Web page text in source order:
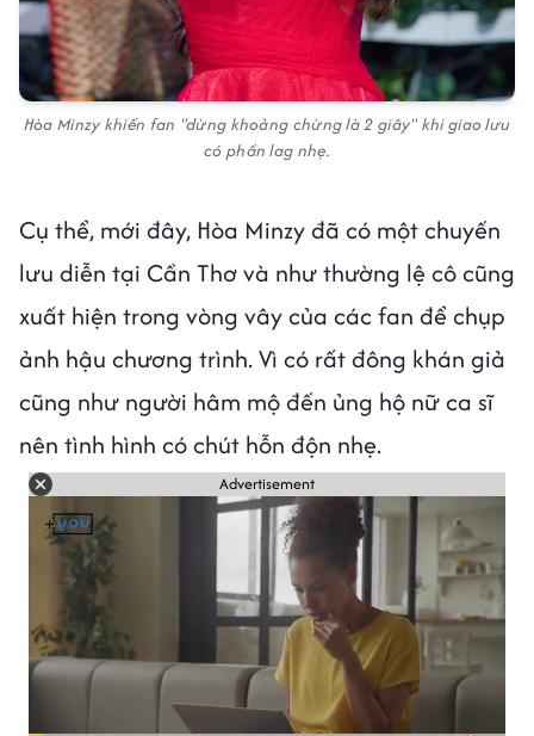
Hòa Minzy khiến fan "dừng khoảng chừng là 2 giây" khi giao lưu
có phần lag nhẹ.
Cụ thể, mới đây, Hòa Minzy đã có một chuyến
lưu diễn tại Cần Thơ và như thường lệ cô cũng
xuất hiện trong vòng vây của các fan để chụp
ảnh hậu chương trình. Vì có rất đông khán giả
cũng như người hâm mộ đến ủng hộ nữ ca sĩ
nên tình hình có chút hỗn độn nhẹ.
Advertisement